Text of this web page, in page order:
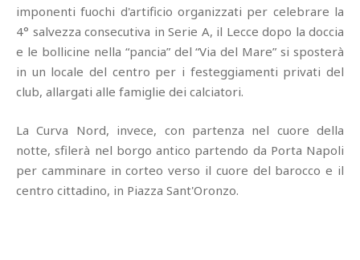
imponenti fuochi d'artificio organizzati per celebrare la
4° salvezza consecutiva in Serie A, il Lecce dopo la doccia
e le bollicine nella “pancia” del “Via del Mare” si sposterà
in un locale del centro per i festeggiamenti privati del
club, allargati alle famiglie dei calciatori.
La Curva Nord, invece, con partenza nel cuore della
notte, sfilerà nel borgo antico partendo da Porta Napoli
per camminare in corteo verso il cuore del barocco e il
centro cittadino, in Piazza Sant'Oronzo.